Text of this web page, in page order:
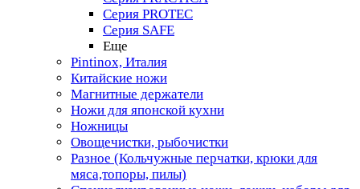
Серия PROTEC
Серия SAFE
Еще
Pintinox, Италия
Китайские ножи
Магнитные держатели
Ножи для японской кухни
Ножницы
Овощечистки, рыбочистки
Разное (Кольчужные перчатки, крюки для
мяса,топоры, пилы)